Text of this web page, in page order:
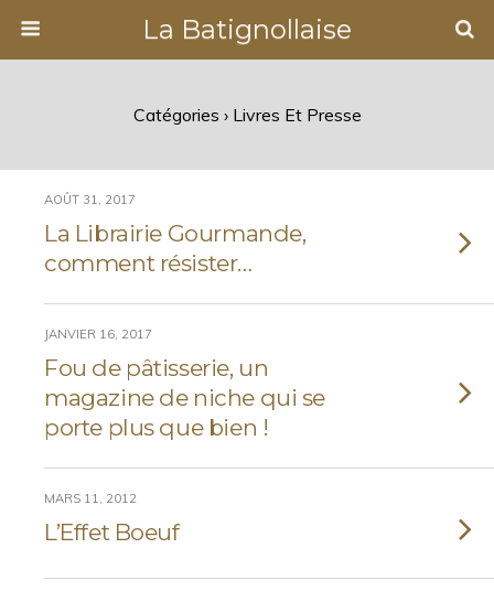
La Batignollaise
Catégories ›Livres Et Presse
AOÛT 31, 2017
La Librairie Gourmande,
comment résister…
JANVIER 16, 2017
Fou de pâtisserie, un
magazine de niche qui se
porte plus que bien !
MARS 11, 2012
L’Effet Boeuf